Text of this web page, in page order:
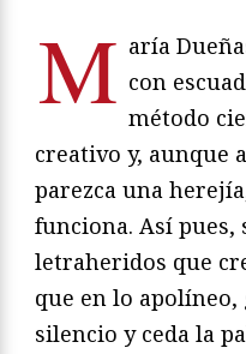
M aría
con
método
creativo y, aunque
parezca una
funciona. Así pues,
letraheridos que
que en lo apolíneo,
silencio y ceda la